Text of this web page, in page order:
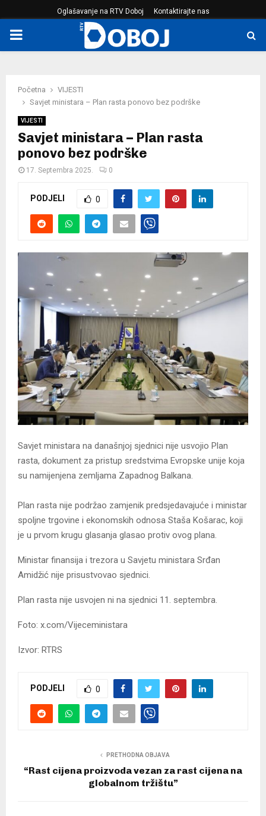
Oglašavanje na RTV Doboj Kontaktirajte nas
PRIMARY
Početna
VIJESTI
Savjet ministara – Plan rasta ponovo bez podrške
VIJESTI
Savjet ministara – Plan rasta
ponovo bez podrške
17. Septembra 2025. 0
PODJELI 0
Savjet ministara na današnjoj sjednici nije usvojio Plan
rasta, dokument za pristup sredstvima Evropske unije koja
su namijenjena zemljama Zapadnog Balkana.
Plan rasta nije podržao zamjenik predsjedavajuće i ministar
spoljne trgovine i ekonomskih odnosa Staša Košarac, koji
je u prvom krugu glasanja glasao protiv ovog plana.
Ministar finansija i trezora u Savjetu ministara Srđan
Amidžić nije prisustvovao sjednici.
Plan rasta nije usvojen ni na sjednici 11. septembra.
Foto: x.com/Vijeceministara
Izvor: RTRS
PODJELI 0
PRETHODNA OBJAVA
“Rast cijena proizvoda vezan za rast cijena na
globalnom tržištu”